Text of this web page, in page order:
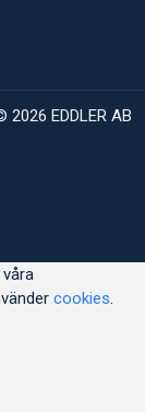
2026 EDDLER AB
cookies.